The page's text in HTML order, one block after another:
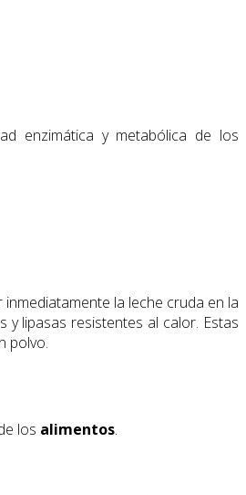
enzimática y metabólica de los
la leche cruda en la
lipasas resistentes al calor. Estas
polvo.
los alimentos.